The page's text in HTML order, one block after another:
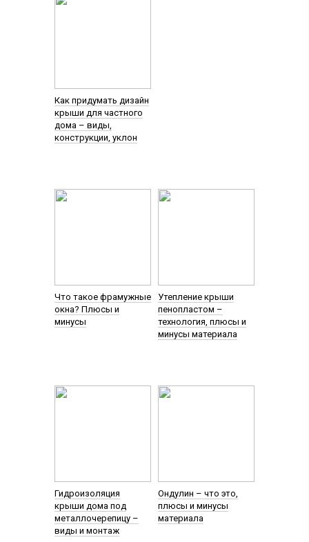
Как придумать дизайн
крыши для частного
дома – виды,
конструкции, уклон
Что такое фрамужные
окна? Плюсы и
минусы
Утепление крыши
пенопластом –
технология, плюсы и
минусы материала
Гидроизоляция
крыши дома под
металлочерепицу –
виды и монтаж
Ондулин – что это,
плюсы и минусы
материала